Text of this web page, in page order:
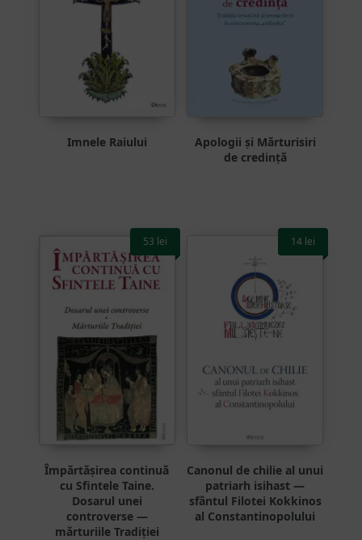
Imnele Raiului
Apologii și Mărturisiri
de credință
Împărtășirea continuă
cu Sfintele Taine.
Dosarul unei
controverse —
mărturiile Tradiției
53 lei
Canonul de chilie al unui
patriarh isihast —
sfântul Filotei Kokkinos
al Constantinopolului
14 lei